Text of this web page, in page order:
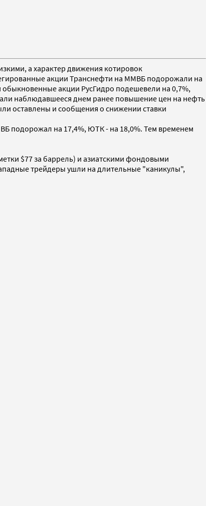
а характер движения котировок
акции Транснефти на ММВБ подорожали на
акции РусГидро подешевели на 0,7%,
наблюдавшееся днем ранее повышение цен на нефть
оставлены и сообщения о снижении ставки
подорожал на 17,4%, ЮТК - на 18,0%. Тем временем
$77 за баррель) и азиатскими фондовыми
трейдеры ушли на длительные "каникулы",